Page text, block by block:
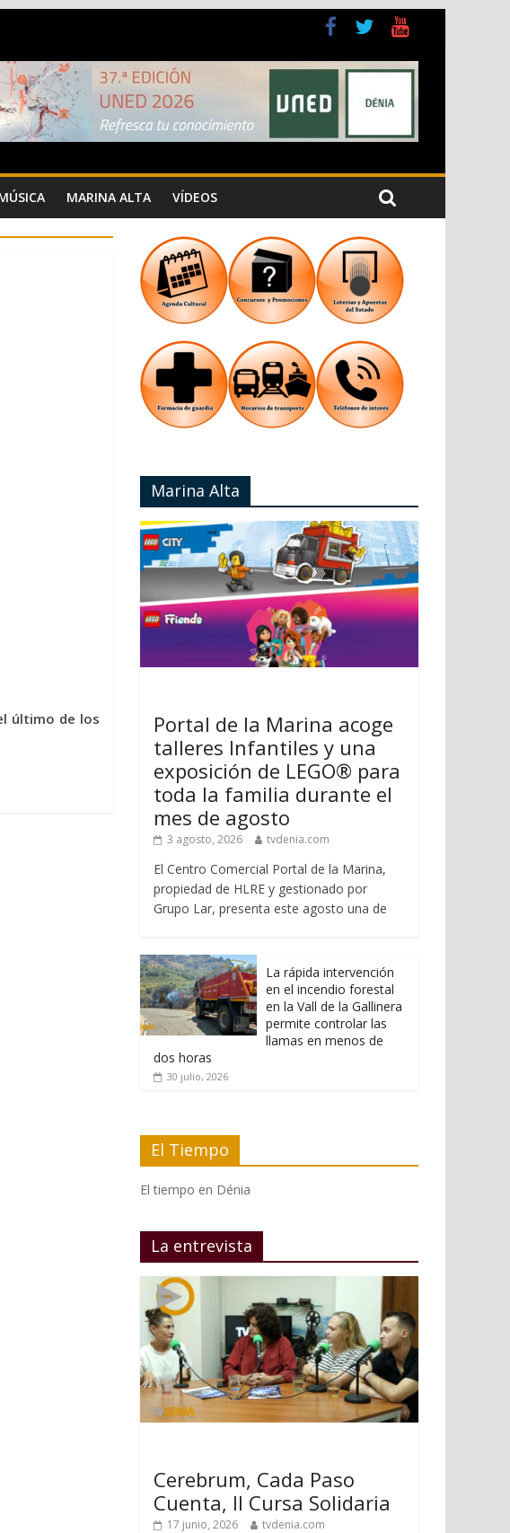
a la Capitanía Cristiana
en los Jardins de Torrecremada
en Dénia
MARINA ALTA VÍDEOS
último de los
Marina Alta
Portal de la Marina acoge
talleres Infantiles y una
exposición de LEGO® para
toda la familia durante el
mes de agosto
3 agosto, 2026 tvdenia.com
El Centro Comercial Portal de la Marina,
propiedad de HLRE y gestionado por
Grupo Lar, presenta este agosto una de
La rápida intervención
en el incendio forestal
en la Vall de la Gallinera
permite controlar las
llamas en menos de
dos horas
30 julio, 2026
El Tiempo
El tiempo en Dénia
La entrevista
Cerebrum, Cada Paso
Cuenta, II Cursa Solidaria
17 junio, 2026 tvdenia.com